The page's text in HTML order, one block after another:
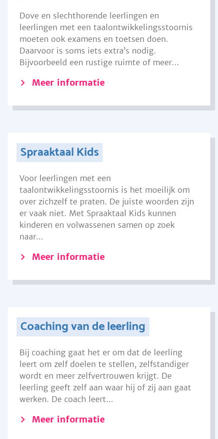
Dove en slechthorende leerlingen en
leerlingen met een taalontwikkelingsstoornis
moeten ook examens en toetsen doen.
Daarvoor is soms iets extra’s nodig.
Bijvoorbeeld een rustige ruimte of meer...
Meer informatie
Spraaktaal Kids
Voor leerlingen met een
taalontwikkelingsstoornis is het moeilijk om
over zichzelf te praten. De juiste woorden zijn
er vaak niet. Met Spraaktaal Kids kunnen
kinderen en volwassenen samen op zoek
naar...
Meer informatie
Coaching van de leerling
Bij coaching gaat het er om dat de leerling
leert om zelf doelen te stellen, zelfstandiger
wordt en meer zelfvertrouwen krijgt. De
leerling geeft zelf aan waar hij of zij aan gaat
werken. De coach leert...
Meer informatie